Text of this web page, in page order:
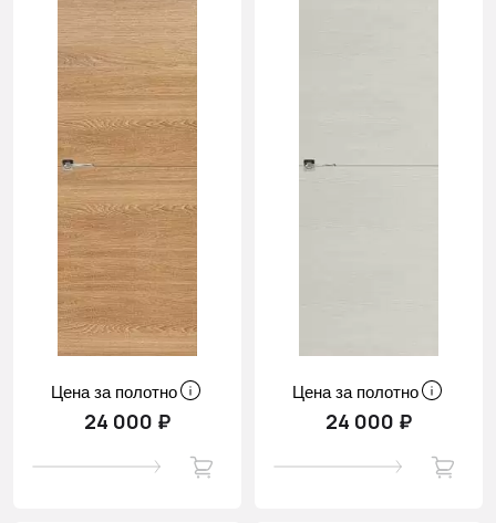
Цена за полотно
24 000 ₽
Цена за полотно
24 000 ₽